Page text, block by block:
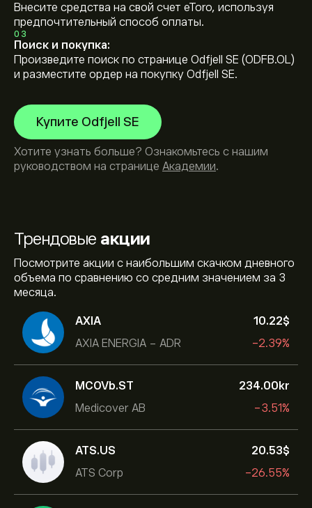
Трендовые акции
Посмотрите акции с наибольшим скачком дневного
объема по сравнению со средним значением за 3
месяца.
AXIA
AXIA ENERGIA - ADR
10.22‎$‎
-2.39%
MCOVb.ST
Medicover AB
234.00‎kr‎
-3.51%
ATS.US
ATS Corp
20.53‎$‎
-26.55%
Внесите средства на свой счет eToro, используя
предпочтительный способ оплаты.
03
Поиск и покупка:
Произведите поиск по странице Odfjell SE (ODFB.OL)
и разместите ордер на покупку Odfjell SE.
Купите Odfjell SE
Хотите узнать больше? Ознакомьтесь с нашим
руководством на странице Академии.